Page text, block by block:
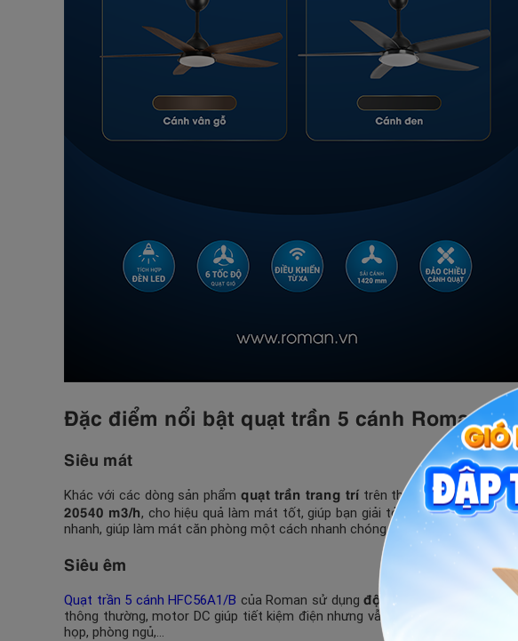
Đặc điểm nổi bật quạt trần 5 cánh Roman
Siêu mát
Khác với các dòng sản phẩmquạt trần trang trítrên thị trường có lưu
20540 m3/h, cho hiệu quả làm mát tốt, giúp bạn giải tỏa mọi thời tiết
nhanh, giúp làm mát căn phòng một cách nhanh chóng.
Siêu êm
Quạt trần 5 cánh HFC56A1/B của Roman sử dụngđộng cơ DC một chiều
thông thường, motor DC giúp tiết kiệm điện nhưng vẫn đảm bảo sức gió
họp, phòng ngủ,…